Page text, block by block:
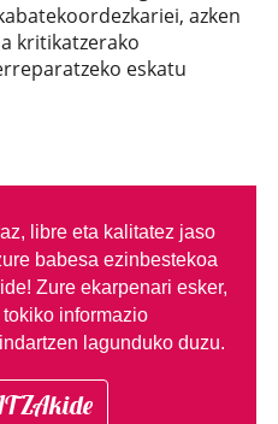
azken
kritikatzerako
eskatu
libre eta kalitatez jaso
babesa ezinbestekoa
Zure ekarpenari esker,
informazio
lagunduko duzu.